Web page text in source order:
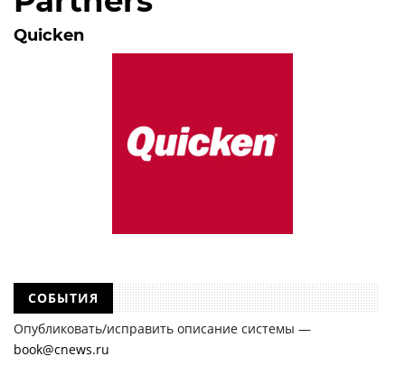
Quicken
СОБЫТИЯ
Опубликовать/исправить описание системы —
book@cnews.ru